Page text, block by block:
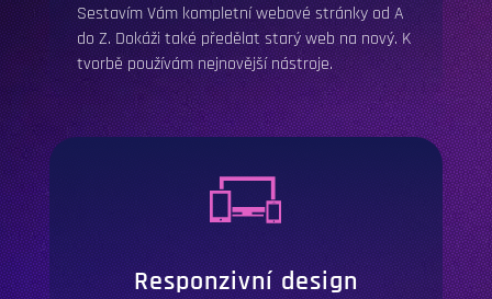
Sestavím Vám kompletní webové stránky od A
do Z. Dokáži také předělat starý web na nový. K
tvorbě používám nejnovější nástroje.
Responzivní design